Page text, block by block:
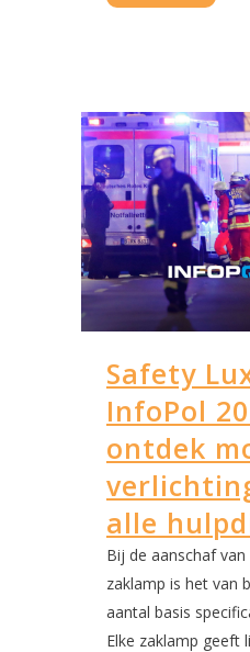
Safety
InfoPol
ontdek
alle
Bij de aanschaf
zaklamp is het van
aantal basis
Elke zaklamp geeft